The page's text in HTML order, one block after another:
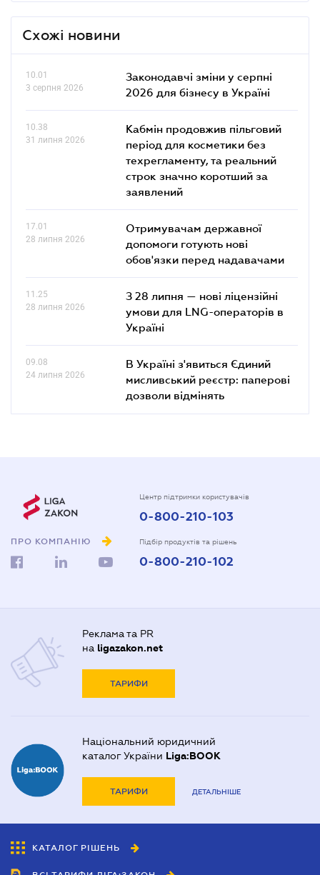
Схожі новини
10.01
3 серпня 2026
Законодавчі зміни у серпні
2026 для бізнесу в Україні
10.38
31 липня 2026
Кабмін продовжив пільговий
період для косметики без
техрегламенту, та реальний
строк значно коротший за
заявлений
17.01
28 липня 2026
Отримувачам державної
допомоги готують нові
обов'язки перед надавачами
11.25
28 липня 2026
З 28 липня — нові ліцензійні
умови для LNG-операторів в
Україні
09.08
24 липня 2026
В Україні з'явиться Єдиний
мисливський реєстр: паперові
дозволи відмінять
ПРО КОМПАНІЮ
Центр підтримки користувачів
0-800-210-103
Підбір продуктів та рішень
0-800-210-102
Реклама та PR
на ligazakon.net
ТАРИФИ
Національний юридичний
каталог України Liga:BOOK
ТАРИФИ ДЕТАЛЬНІШЕ
КАТАЛОГ РІШЕНЬ